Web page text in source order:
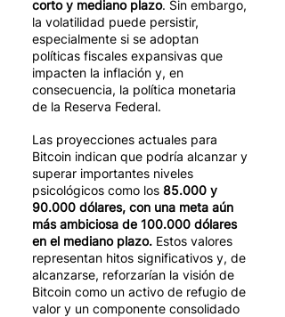
corto y mediano plazo. Sin embargo,
la volatilidad puede persistir,
especialmente si se adoptan
políticas fiscales expansivas que
impacten la inflación y, en
consecuencia, la política monetaria
de la Reserva Federal.
Las proyecciones actuales para
Bitcoin indican que podría alcanzar y
superar importantes niveles
psicológicos como los 85.000 y
90.000 dólares, con una meta aún
más ambiciosa de 100.000 dólares
en el mediano plazo. Estos valores
representan hitos significativos y, de
alcanzarse, reforzarían la visión de
Bitcoin como un activo de refugio de
valor y un componente consolidado